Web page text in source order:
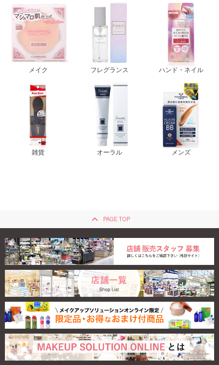
メイク フレグランス ハンド・ネイル
雑貨 オーラル メンズ
keyboard_arrow_up PAGE TOP